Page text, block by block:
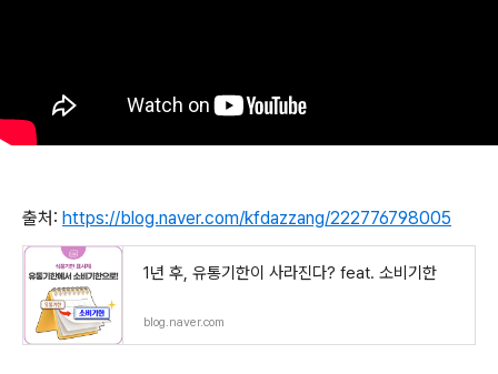
출처: https://blog.naver.com/kfdazzang/222776798005
1년 후, 유통기한이 사라진다? feat. 소비기한
blog.naver.com